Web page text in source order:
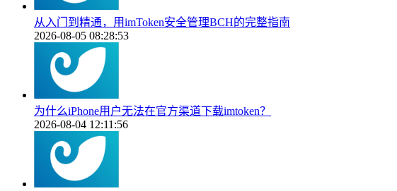
从入门到精通，用imToken安全管理BCH的完整指南
2026-08-05 08:28:53
为什么iPhone用户无法在官方渠道下载imtoken？
2026-08-04 12:11:56